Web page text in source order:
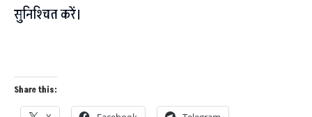
सुनिश्चित करें।
Share this: